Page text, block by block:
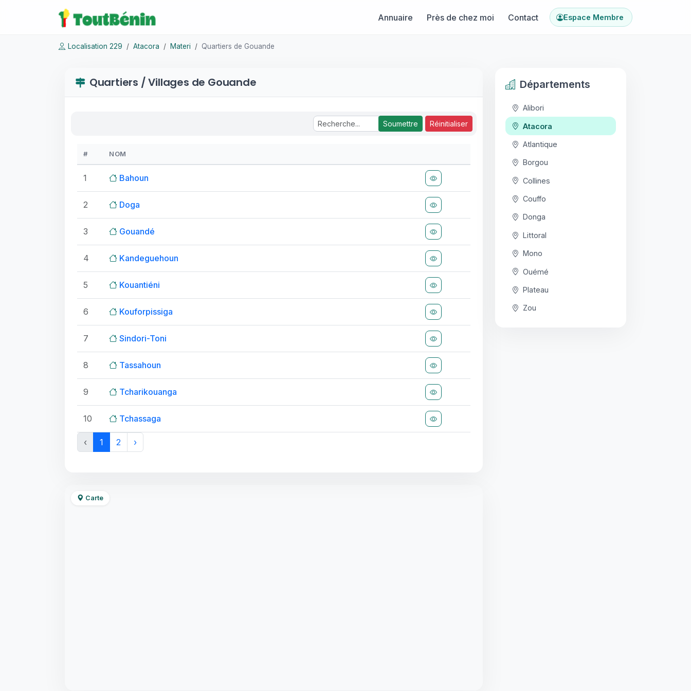
Annuaire Près de chez moi Contact Espace Membre
Localisation 229 Atacora Materi Quartiers de Gouande
Quartiers / Villages de Gouande
Soumettre Réinitialiser
# NOM
1 Bahoun
2 Doga
3 Gouandé
4 Kandeguehoun
5 Kouantiéni
6 Kouforpissiga
7 Sindori-Toni
8 Tassahoun
9 Tcharikouanga
10 Tchassaga
‹ 1 2 ›
Carte
Départements
Alibori
Atacora
Atlantique
Borgou
Collines
Couffo
Donga
Littoral
Mono
Ouémé
Plateau
Zou